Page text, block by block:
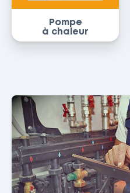
Pompe
à chaleur